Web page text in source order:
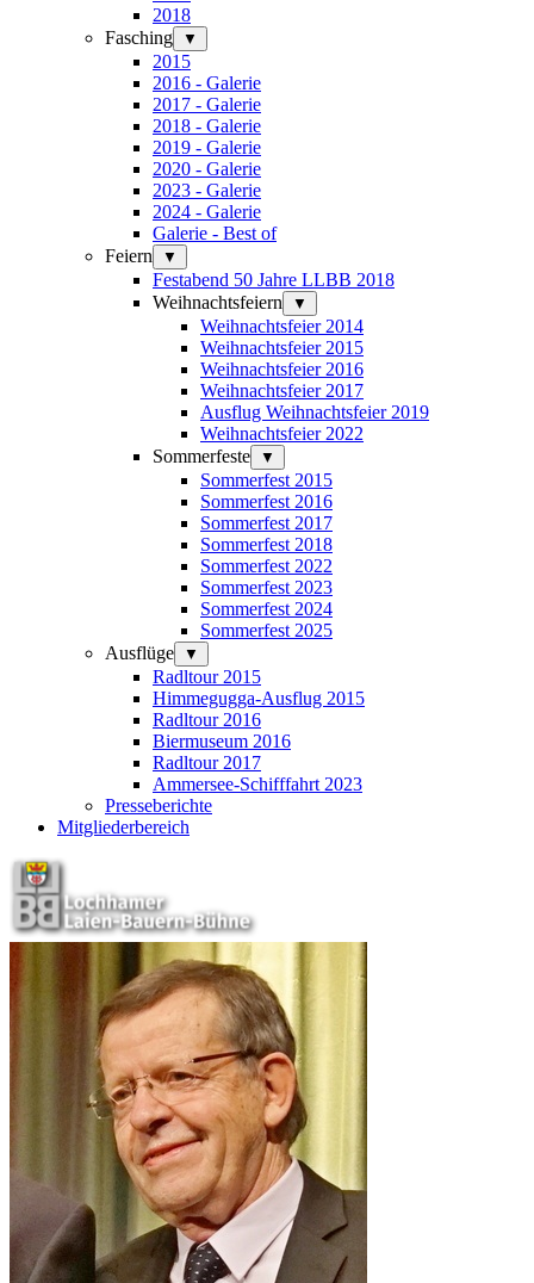
2018
Fasching
▼
2015
2016 - Galerie
2017 - Galerie
2018 - Galerie
2019 - Galerie
2020 - Galerie
2023 - Galerie
2024 - Galerie
Galerie - Best of
Feiern
▼
Festabend 50 Jahre LLBB 2018
Weihnachtsfeiern
▼
Weihnachtsfeier 2014
Weihnachtsfeier 2015
Weihnachtsfeier 2016
Weihnachtsfeier 2017
Ausflug Weihnachtsfeier 2019
Weihnachtsfeier 2022
Sommerfeste
▼
Sommerfest 2015
Sommerfest 2016
Sommerfest 2017
Sommerfest 2018
Sommerfest 2022
Sommerfest 2023
Sommerfest 2024
Sommerfest 2025
Ausflüge
▼
Radltour 2015
Himmegugga-Ausflug 2015
Radltour 2016
Biermuseum 2016
Radltour 2017
Ammersee-Schifffahrt 2023
Presseberichte
Mitgliederbereich